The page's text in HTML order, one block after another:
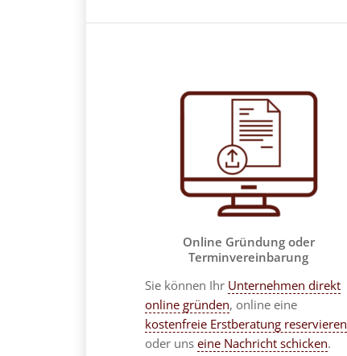
Online Gründung oder
Terminvereinbarung
Sie können Ihr Unternehmen direkt
online gründen, online eine
kostenfreie Erstberatung reservieren
oder uns eine Nachricht schicken.